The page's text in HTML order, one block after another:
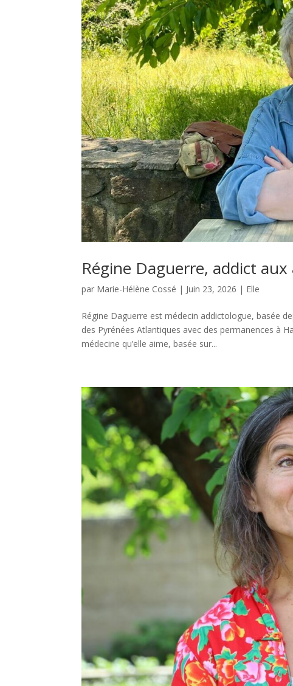
Régine Daguerre, addict
par Marie-Hélène Cossé | Juin 23, 2026 | Elle
Régine Daguerre est médecin addictologue, basée
des Pyrénées Atlantiques avec des permanences à
médecine qu’elle aime, basée sur...